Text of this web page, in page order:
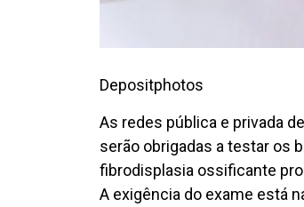
Depositphotos
As redes pública e privada
serão obrigadas a testar os
fibrodisplasia ossificante
A exigência do exame está